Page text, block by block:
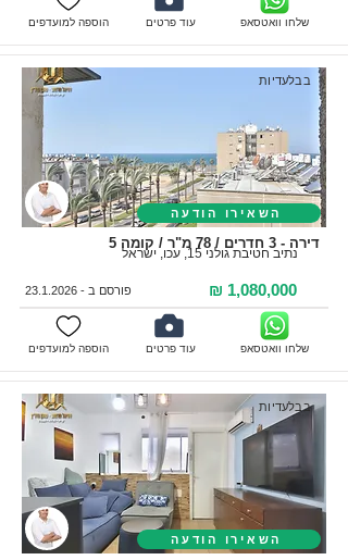
הוספה למועדפים שלחו וואטסאפ עוד פרטים
בבלעדיות
השאירו הודעה
דירה - 3 חדרים / 78 מ"ר / קומה 5
נתיב חטיבת גולני 15, עכו, ישראל
1,080,000 ₪ פורסם ב -23.1.2026
הוספה למועדפים שלחו וואטסאפ עוד פרטים
בבלעדיות
השאירו הודעה